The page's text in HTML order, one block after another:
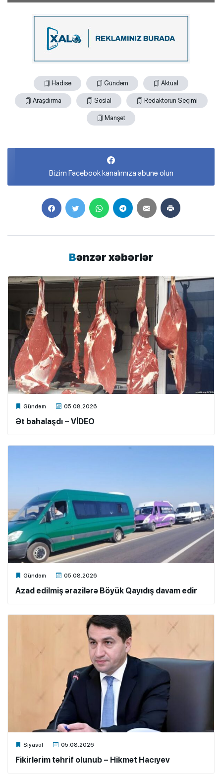
Hadise Gündəm Aktual
Araşdırma Sosial Redaktorun Seçimi
Manşet
Bizim Facebook kanalımıza abunə olun
Bənzər xəbərlər
Gündəm 05.08.2026
Xalq.Online
Ət bahalaşdı – VİDEO
Gündəm 05.08.2026
Xalq.Online
Azad edilmiş ərazilərə Böyük Qayıdış davam edir
Siyasət 05.08.2026
Xalq.Online
Fikirlərim təhrif olunub – Hikmət Hacıyev